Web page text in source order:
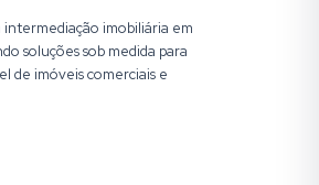
intermediação imobiliária em
soluções sob medida para
de imóveis comerciais e